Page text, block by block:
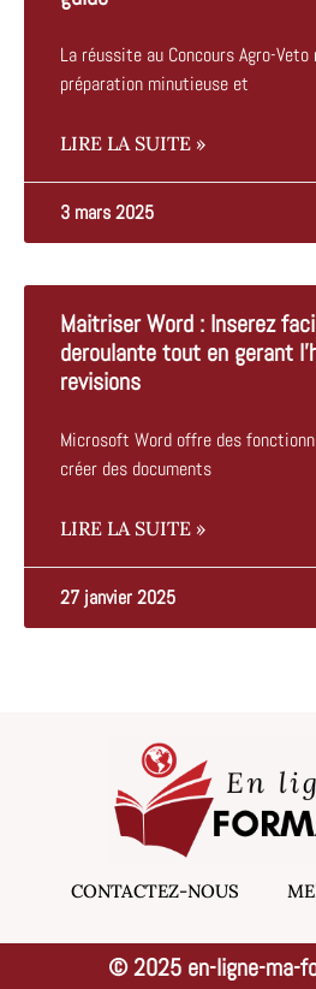
La réussite au Concours Agro-
préparation minutieuse et
LIRE LA SUITE »
3 mars 2025
Maitriser Word : Inserez
deroulante tout en gerant
revisions
Microsoft Word offre des
créer des documents
LIRE LA SUITE »
27 janvier 2025
CONTACTEZ-NOUS
© 2025 en-ligne-ma-